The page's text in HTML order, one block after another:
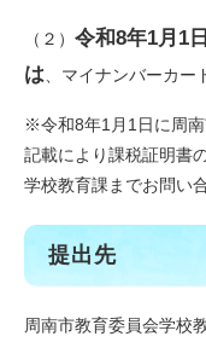
（２） 令和8年1月1
は、マイナンバーカー
※令和8年1月1日に周
記載により課税証明書
学校教育課までお問い
提出先
周南市教育委員会学校